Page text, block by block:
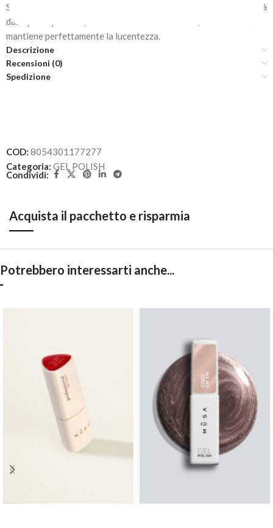
Smalto gel semipermanente extra pigmentato. Ultra coprente già
dalla prima passata, di media viscosità. Non cola, non scivola e
mantiene perfettamente la lucentezza.
Descrizione
Recensioni (0)
Spedizione
COD: 8054301177277
Categoria: GEL POLISH
Condividi:
Acquista il pacchetto e risparmia
Potrebbero interessarti anche...